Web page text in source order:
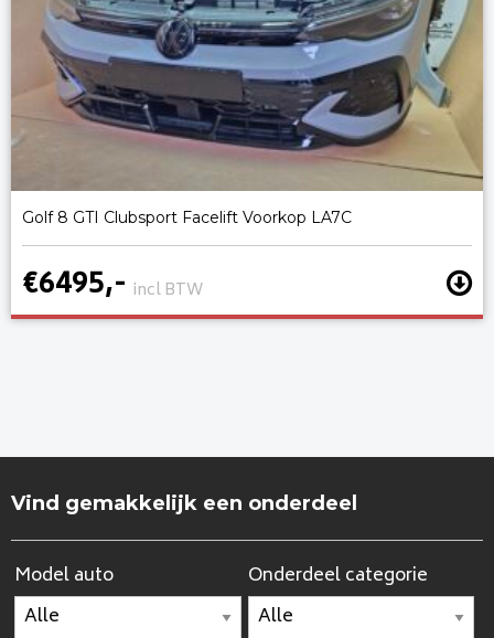
Golf 8 GTI Clubsport Facelift Voorkop LA7C
€6495,- incl BTW
Vind gemakkelijk een onderdeel
Model auto Onderdeel categorie